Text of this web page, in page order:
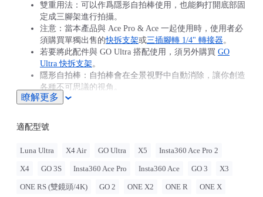
雙重用法：可以作爲隱形自拍棒使用，也能夠打開底部固
定成三腳架進行拍攝。
注意：當本產品與 Ace Pro & Ace 一起使用時，使用者必
須購買單獨出售的快拆支架或三插腳轉 1/4" 轉接器。
若要將此配件與 GO Ultra 搭配使用，須另外購買 GO
Ultra 快拆支架。
隱形自拍棒：自拍棒會在全景視野中自動消除，讓你創造
各種不可思議的視角。
通用性接口：1/4英吋標準螺口，兼容各種配件。
瞭解更多
適配型號
Luna Ultra X4 Air GO Ultra X5 Insta360 Ace Pro 2
X4 GO 3S Insta360 Ace Pro Insta360 Ace GO 3 X3
ONE RS (雙鏡頭/4K) GO 2 ONE X2 ONE R ONE X